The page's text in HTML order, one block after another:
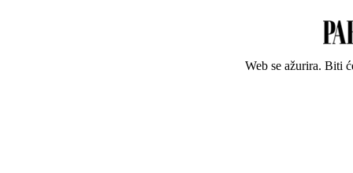
Web se ažurira. Biti